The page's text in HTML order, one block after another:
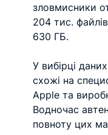
зловмисники
204 тис.
630 ГБ.
У вибірці
схожі на
Apple та
Водночас
повноту цих